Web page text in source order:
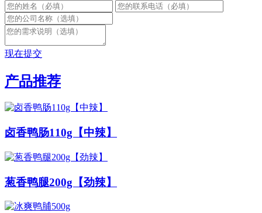
现在提交
产品推荐
卤香鸭肠110g【中辣】
葱香鸭腿200g【劲辣】